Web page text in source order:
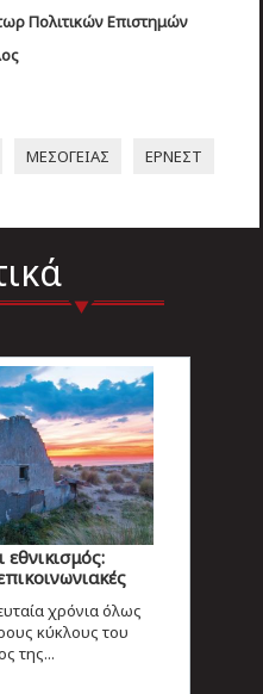
Πολιτικών Επιστημών
ΜΕΣΟΓΕΙΑΣ ΕΡΝΕΣΤ
χρόνια όλως
κύκλους του
της...